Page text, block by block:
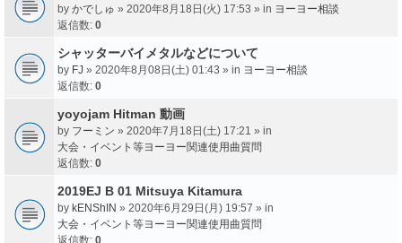
by かでしゅ » 2020年8月18日(火) 17:53 » in ヨーヨー相談
返信数: 0
シャッターバイメタルなどについて
by FJ » 2020年8月08日(土) 01:43 » in ヨーヨー相談
返信数: 0
yoyojam Hitman 動画
by フーミン » 2020年7月18日(土) 17:21 » in
大会・イベント等ヨーヨー関連使用曲質問
返信数: 0
2019EJ B 01 Mitsuya Kitamura
by kENShIN » 2020年6月29日(月) 19:57 » in
大会・イベント等ヨーヨー関連使用曲質問
返信数: 0